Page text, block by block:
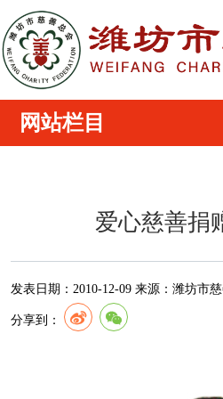
爱心慈善捐
发表日期： 2010-12-09 来源： 潍坊市
分享到：